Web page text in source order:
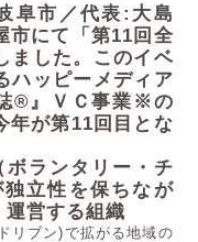
阜市／代表:大島
市にて「第11回全
ました。このイベ
ハッピーメディア
®』ＶＣ事業※の
年が第11回目とな
ランタリー・チ
立性を保ちなが
運営する組織
リブン)で拡がる地域の